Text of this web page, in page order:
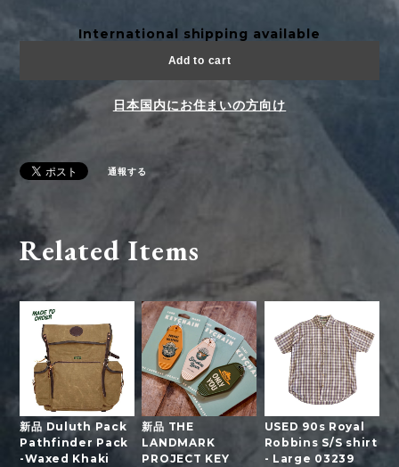
International shipping available
Add to cart
日本国内にお住まいの方向け
通報する
Related Items
新品 Duluth Pack
Pathfinder Pack
-Waxed Khaki
新品 THE
LANDMARK
PROJECT KEY
USED 90s Royal
Robbins S/S shirt
- Large 03239